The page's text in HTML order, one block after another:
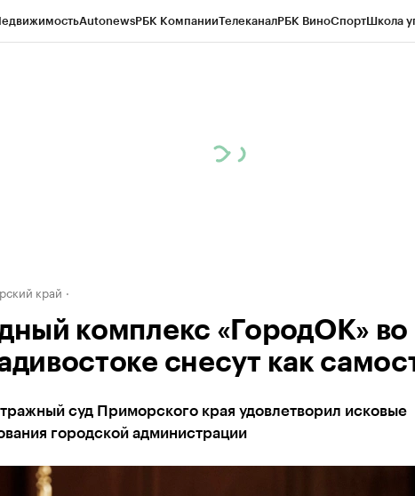
AutonewsРБК КомпанииТелеканалРБК ВиноСпортШкола
край
комплекс «ГородОК» во
снесут как
суд Приморского края удовлетворил исковые
городской администрации